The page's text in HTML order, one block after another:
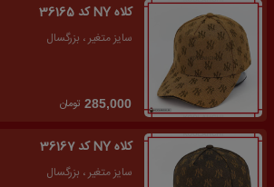
کلاه NY کد 36165
سایز متغیر ، بزرگسال
285,000 تومان
کلاه NY کد 36167
سایز متغیر ، بزرگسال